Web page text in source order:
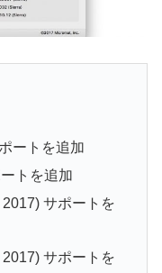
ートを追加
トを追加
サポートを
サポートを